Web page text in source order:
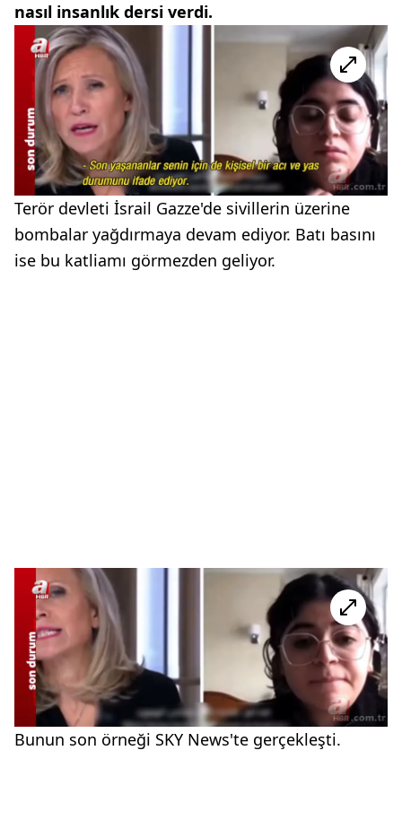
nasıl insanlık dersi verdi.
Terör devleti İsrail Gazze'de sivillerin üzerine
bombalar yağdırmaya devam ediyor. Batı basını
ise bu katliamı görmezden geliyor.
Bunun son örneği SKY News'te gerçekleşti.